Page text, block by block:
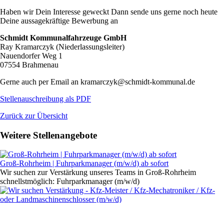
Haben wir Dein Interesse geweckt Dann sende uns gerne noch heute
Deine aussagekräftige Bewerbung an
Schmidt Kommunalfahrzeuge GmbH
Ray Kramarczyk (Niederlassungsleiter)
Nauendorfer Weg 1
07554 Brahmenau
Gerne auch per Email an kramarczyk@schmidt-kommunal.de
Stellenauschreibung als PDF
Zurück zur Übersicht
Weitere Stellenangebote
Groß-Rohrheim | Fuhrparkmanager (m/w/d) ab sofort
Wir suchen zur Verstärkung unseres Teams in Groß-Rohrheim
schnellstmöglich: Fuhrparkmanager (m/w/d)